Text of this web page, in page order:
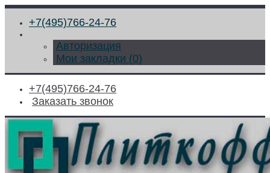
+7(495)766-24-76
Авторизация
Мои закладки (0)
+7(495)766-24-76
Заказать звонок